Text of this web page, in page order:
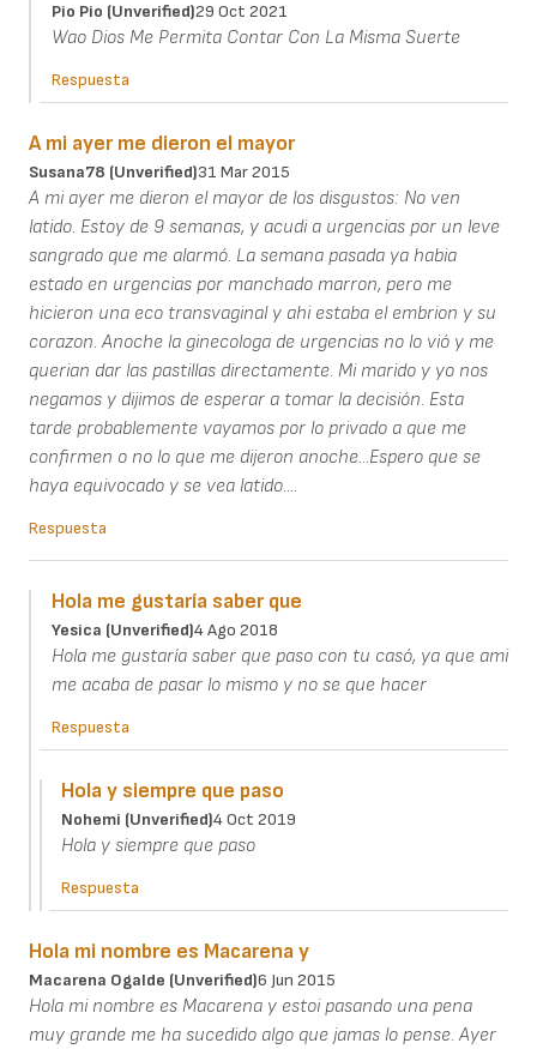
Pio Pio (unverified)29 Oct 2021
Wao Dios Me Permita Contar Con La Misma Suerte
Respuesta
A mi ayer me dieron el mayor
Susana78 (unverified)31 Mar 2015
A mi ayer me dieron el mayor de los disgustos: No ven
latido. Estoy de 9 semanas, y acudi a urgencias por un leve
sangrado que me alarmó. La semana pasada ya habia
estado en urgencias por manchado marron, pero me
hicieron una eco transvaginal y ahi estaba el embrion y su
corazon. Anoche la ginecologa de urgencias no lo vió y me
querian dar las pastillas directamente. Mi marido y yo nos
negamos y dijimos de esperar a tomar la decisión. Esta
tarde probablemente vayamos por lo privado a que me
confirmen o no lo que me dijeron anoche...Espero que se
haya equivocado y se vea latido....
Respuesta
Hola me gustaría saber que
Yesica (unverified)4 Ago 2018
Hola me gustaría saber que paso con tu casó, ya que ami
me acaba de pasar lo mismo y no se que hacer
Respuesta
Hola y siempre que paso
Nohemi (unverified)4 Oct 2019
Hola y siempre que paso
Respuesta
Hola mi nombre es Macarena y
Macarena Ogalde (unverified)6 Jun 2015
Hola mi nombre es Macarena y estoi pasando una pena
muy grande me ha sucedido algo que jamas lo pense. Ayer